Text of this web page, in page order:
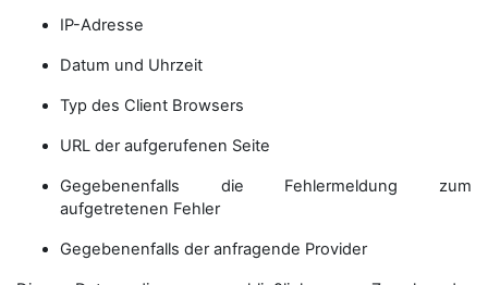
IP-Adresse
Datum und Uhrzeit
Typ des Client Browsers
URL der aufgerufenen Seite
Gegebenenfalls die Fehlermeldung zum
aufgetretenen Fehler
Gegebenenfalls der anfragende Provider